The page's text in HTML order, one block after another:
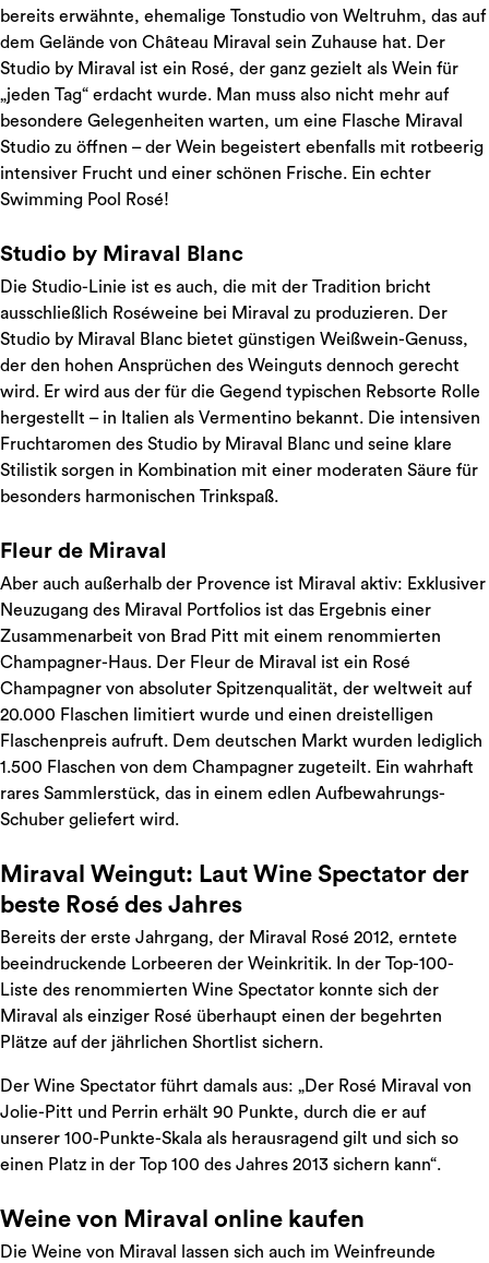
bereits erwähnte, ehemalige Tonstudio von Weltruhm, das auf
dem Gelände von Château Miraval sein Zuhause hat. Der
Studio by Miraval ist ein Rosé, der ganz gezielt als Wein für
„jeden Tag“ erdacht wurde. Man muss also nicht mehr auf
besondere Gelegenheiten warten, um eine Flasche Miraval
Studio zu öffnen – der Wein begeistert ebenfalls mit rotbeerig
intensiver Frucht und einer schönen Frische. Ein echter
Swimming Pool Rosé!
Studio by Miraval Blanc
Die Studio-Linie ist es auch, die mit der Tradition bricht
ausschließlich Roséweine bei Miraval zu produzieren. Der
Studio by Miraval Blanc bietet günstigen Weißwein-Genuss,
der den hohen Ansprüchen des Weinguts dennoch gerecht
wird. Er wird aus der für die Gegend typischen Rebsorte Rolle
hergestellt – in Italien als Vermentino bekannt. Die intensiven
Fruchtaromen des Studio by Miraval Blanc und seine klare
Stilistik sorgen in Kombination mit einer moderaten Säure für
besonders harmonischen Trinkspaß.
Fleur de Miraval
Aber auch außerhalb der Provence ist Miraval aktiv: Exklusiver
Neuzugang des Miraval Portfolios ist das Ergebnis einer
Zusammenarbeit von Brad Pitt mit einem renommierten
Champagner-Haus. Der Fleur de Miraval ist ein Rosé
Champagner von absoluter Spitzenqualität, der weltweit auf
20.000 Flaschen limitiert wurde und einen dreistelligen
Flaschenpreis aufruft. Dem deutschen Markt wurden lediglich
1.500 Flaschen von dem Champagner zugeteilt. Ein wahrhaft
rares Sammlerstück, das in einem edlen Aufbewahrungs-
Schuber geliefert wird.
Miraval Weingut: Laut Wine Spectator der
beste Rosé des Jahres
Bereits der erste Jahrgang, der Miraval Rosé 2012, erntete
beeindruckende Lorbeeren der Weinkritik. In der Top-100-
Liste des renommierten Wine Spectator konnte sich der
Miraval als einziger Rosé überhaupt einen der begehrten
Plätze auf der jährlichen Shortlist sichern.
Der Wine Spectator führt damals aus: „Der Rosé Miraval von
Jolie-Pitt und Perrin erhält 90 Punkte, durch die er auf
unserer 100-Punkte-Skala als herausragend gilt und sich so
einen Platz in der Top 100 des Jahres 2013 sichern kann“.
Weine von Miraval online kaufen
Die Weine von Miraval lassen sich auch im Weinfreunde